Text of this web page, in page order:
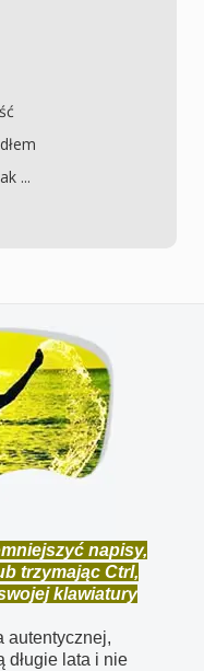
...
napisy,
trzymając Ctrl,
klawiatury
autentycznej,
długie lata i nie